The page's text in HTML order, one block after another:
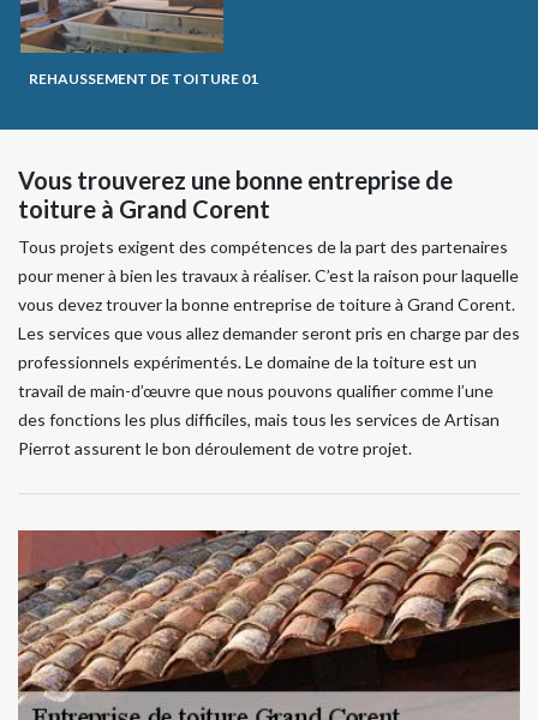
REHAUSSEMENT DE TOITURE 01
Vous trouverez une bonne entreprise de
toiture à Grand Corent
Tous projets exigent des compétences de la part des partenaires
pour mener à bien les travaux à réaliser. C’est la raison pour laquelle
vous devez trouver la bonne entreprise de toiture à Grand Corent.
Les services que vous allez demander seront pris en charge par des
professionnels expérimentés. Le domaine de la toiture est un
travail de main-d’œuvre que nous pouvons qualifier comme l’une
des fonctions les plus difficiles, mais tous les services de Artisan
Pierrot assurent le bon déroulement de votre projet.